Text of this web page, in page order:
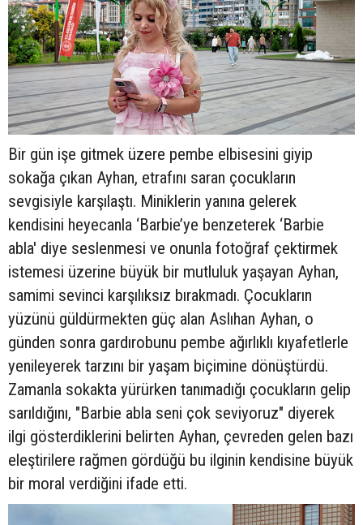
Bir gün işe gitmek üzere pembe elbisesini giyip
sokağa çıkan Ayhan, etrafını saran çocukların
sevgisiyle karşılaştı. Miniklerin yanına gelerek
kendisini heyecanla ‘Barbie’ye benzeterek ‘Barbie
abla' diye seslenmesi ve onunla fotoğraf çektirmek
istemesi üzerine büyük bir mutluluk yaşayan Ayhan,
samimi sevinci karşılıksız bırakmadı. Çocukların
yüzünü güldürmekten güç alan Aslıhan Ayhan, o
günden sonra gardırobunu pembe ağırlıklı kıyafetlerle
yenileyerek tarzını bir yaşam biçimine dönüştürdü.
Zamanla sokakta yürürken tanımadığı çocukların gelip
sarıldığını, "Barbie abla seni çok seviyoruz" diyerek
ilgi gösterdiklerini belirten Ayhan, çevreden gelen bazı
eleştirilere rağmen gördüğü bu ilginin kendisine büyük
bir moral verdiğini ifade etti.